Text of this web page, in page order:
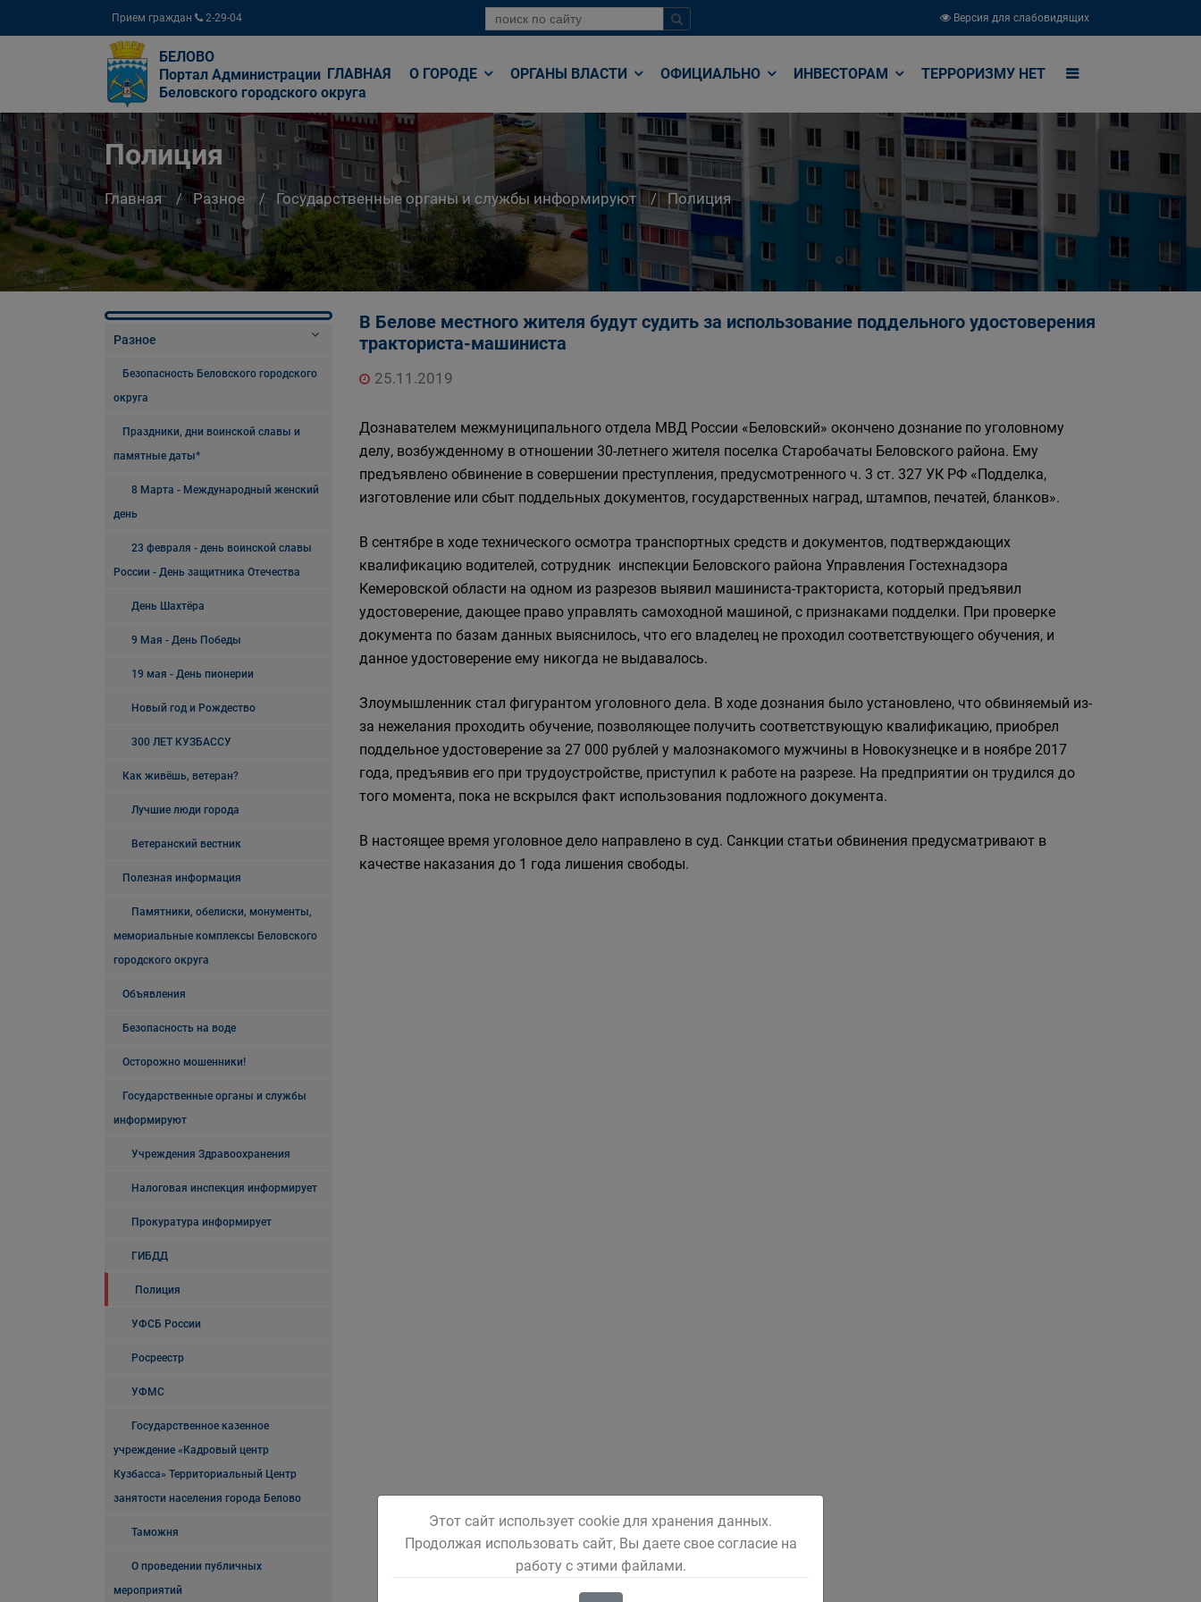
Прием граждан 2-29-04 Версия для слабовидящих
БЕЛОВО
Портал Администрации
Беловского городского округа
ГЛАВНАЯ О ГОРОДЕ ОРГАНЫ ВЛАСТИ ОФИЦИАЛЬНО ИНВЕСТОРАМ ТЕРРОРИЗМУ НЕТ
Полиция
Главная Разное Государственные органы и службы информируют Полиция
Разное
Безопасность Беловского городского
округа
Праздники, дни воинской славы и
памятные даты*
8 Марта - Международный женский
день
23 февраля - день воинской славы
России - День защитника Отечества
День Шахтёра
9 Мая - День Победы
19 мая - День пионерии
Новый год и Рождество
300 ЛЕТ КУЗБАССУ
Как живёшь, ветеран?
Лучшие люди города
Ветеранский вестник
Полезная информация
Памятники, обелиски, монументы,
мемориальные комплексы Беловского
городского округа
Объявления
Безопасность на воде
Осторожно мошенники!
Государственные органы и службы
информируют
Учреждения Здравоохранения
Налоговая инспекция информирует
Прокуратура информирует
ГИБДД
Полиция
УФСБ России
Росреестр
УФМС
Государственное казенное
учреждение «Кадровый центр
Кузбасса» Территориальный Центр
занятости населения города Белово
Таможня
О проведении публичных
мероприятий
В Белове местного жителя будут судить за использование поддельного удостоверения
тракториста-машиниста
25.11.2019
Дознавателем межмуниципального отдела МВД России «Беловский» окончено дознание по уголовному
делу, возбужденному в отношении 30-летнего жителя поселка Старобачаты Беловского района. Ему
предъявлено обвинение в совершении преступления, предусмотренного ч. 3 ст. 327 УК РФ «Подделка,
изготовление или сбыт поддельных документов, государственных наград, штампов, печатей, бланков».
В сентябре в ходе технического осмотра транспортных средств и документов, подтверждающих
квалификацию водителей, сотрудник инспекции Беловского района Управления Гостехнадзора
Кемеровской области на одном из разрезов выявил машиниста-тракториста, который предъявил
удостоверение, дающее право управлять самоходной машиной, с признаками подделки. При проверке
документа по базам данных выяснилось, что его владелец не проходил соответствующего обучения, и
данное удостоверение ему никогда не выдавалось.
Злоумышленник стал фигурантом уголовного дела. В ходе дознания было установлено, что обвиняемый из-
за нежелания проходить обучение, позволяющее получить соответствующую квалификацию, приобрел
поддельное удостоверение за 27 000 рублей у малознакомого мужчины в Новокузнецке и в ноябре 2017
года, предъявив его при трудоустройстве, приступил к работе на разрезе. На предприятии он трудился до
того момента, пока не вскрылся факт использования подложного документа.
В настоящее время уголовное дело направлено в суд. Санкции статьи обвинения предусматривают в
качестве наказания до 1 года лишения свободы.
Этот сайт использует cookie для хранения данных.
Продолжая использовать сайт, Вы даете свое согласие на
работу с этими файлами.